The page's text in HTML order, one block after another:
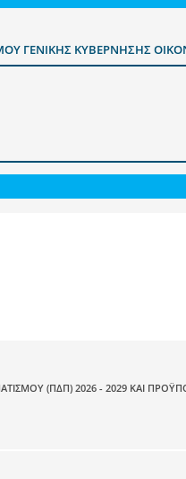
ΓΕΝΙΚΗΣ ΚΥΒΕΡΝΗΣΗΣ
(ΠΔΠ) 2026 - 2029 ΚΑΙ